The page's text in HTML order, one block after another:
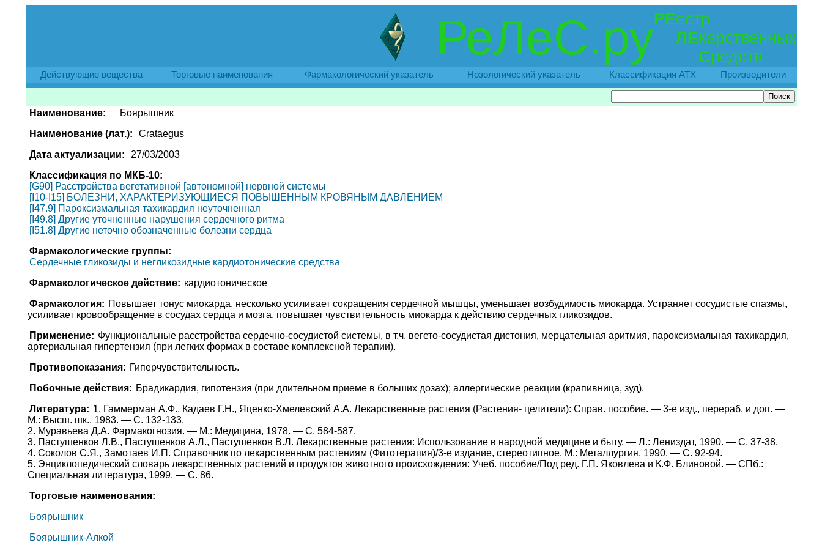
РеЛеС.руРЕестр
ЛЕкарственных
Средств
Действующие вещества Торговые наименования Фармакологический указатель Нозологический указатель Классификация АТХ Производители
Наименование:
Боярышник
Наименование (лат.):
Сrataegus
Дата актуализации:
27/03/2003
Классификация по МКБ-10:
[G90] Расстройства вегетативной [автономной] нервной системы
[I10-I15] БОЛЕЗНИ, ХАРАКТЕРИЗУЮЩИЕСЯ ПОВЫШЕННЫМ КРОВЯНЫМ ДАВЛЕНИЕМ
[I47.9] Пароксизмальная тахикардия неуточненная
[I49.8] Другие уточненные нарушения сердечного ритма
[I51.8] Другие неточно обозначенные болезни сердца
Фармакологические группы:
Сердечные гликозиды и негликозидные кардиотонические средства
Фармакологическое действие: кардиотоническое
Фармакология: Повышает тонус миокарда, несколько усиливает сокращения сердечной мышцы, уменьшает возбудимость миокарда. Устраняет сосудистые спазмы,
усиливает кровообращение в сосудах сердца и мозга, повышает чувствительность миокарда к действию сердечных гликозидов.
Применение: Функциональные расстройства сердечно-сосудистой системы, в т.ч. вегето-сосудистая дистония, мерцательная аритмия, пароксизмальная тахикардия,
артериальная гипертензия (при легких формах в составе комплексной терапии).
Противопоказания: Гиперчувствительность.
Побочные действия: Брадикардия, гипотензия (при длительном приеме в больших дозах); аллергические реакции (крапивница, зуд).
Литература: 1. Гаммерман А.Ф., Кадаев Г.Н., Яценко-Хмелевский А.А. Лекарственные растения (Растения- целители): Справ. пособие. — 3-е изд., перераб. и доп. —
М.: Высш. шк., 1983. — С. 132-133.
2. Муравьева Д.А. Фармакогнозия. — М.: Медицина, 1978. — С. 584-587.
3. Пастушенков Л.В., Пастушенков А.Л., Пастушенков В.Л. Лекарственные растения: Использование в народной медицине и быту. — Л.: Лениздат, 1990. — С. 37-38.
4. Соколов С.Я., Замотаев И.П. Справочник по лекарственным растениям (Фитотерапия)/3-е издание, стереотипное. М.: Металлургия, 1990. — С. 92-94.
5. Энциклопедический словарь лекарственных растений и продуктов животного происхождения: Учеб. пособие/Под ред. Г.П. Яковлева и К.Ф. Блиновой. — СПб.:
Специальная литература, 1999. — С. 86.
Торговые наименования:
Боярышник
Боярышник-Алкой